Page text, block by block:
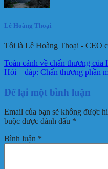
Lê Hoàng Thoại
Tôi là Lê Hoàng Thoại - CEO
Toàn cảnh về chấn thương của
Hỏi – đáp: Chấn thương phần
Để lại một bình luận
Email của bạn sẽ không được
buộc được đánh dấu *
Bình luận *